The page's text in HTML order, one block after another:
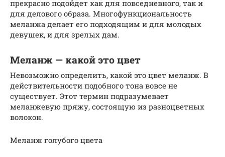
прекрасно подойдет как для повседневного, так и
для делового образа. Многофункциональность
меланжа делает его подходящим и для молодых
девушек, и для зрелых дам.
Меланж — какой это цвет
Невозможно определить, какой это цвет меланж. В
действительности подобного тона вовсе не
существует. Этот термин подразумевает
меланжевую пряжу, состоящую из разноцветных
волокон.
Меланж голубого цвета